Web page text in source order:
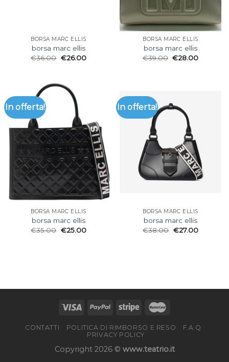
BORSA MARC ELLIS
borsa marc ellis
€36.00 €26.00
BORSA MARC ELLIS
borsa marc ellis
€39.00 €28.00
In offerta!
BORSA MARC ELLIS
borsa marc ellis
€35.00 €25.00
In offerta!
BORSA MARC ELLIS
borsa marc ellis
€38.00 €27.00
CONTATTI POLITICA DI RIMBORSO E RESO
F.A.Q
PRIVACY POLICY
Copyright 2026 © www.teatrio.it